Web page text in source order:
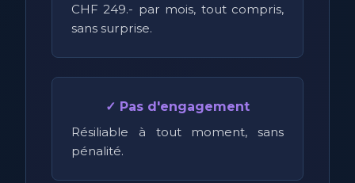
CHF 249.- par mois, tout compris,
sans surprise.
✓ Pas d'engagement
Résiliable à tout moment, sans
pénalité.